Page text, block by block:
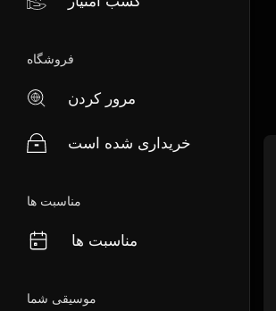
فروشگاه
مرور کردن
خریداری شده است
مناسبت ها
مناسبت ها
موسیقی شما